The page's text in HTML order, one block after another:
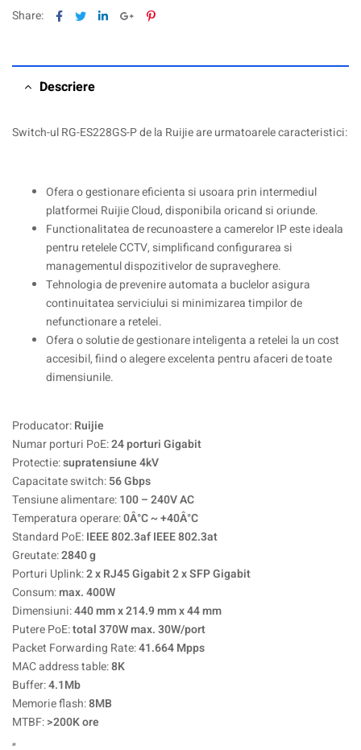
Share: Facebook
TwitterLinkedinGoogle+Pinterest
Descriere
Switch-ul RG-ES228GS-P de la Ruijie are urmatoarele caracteristici:
Ofera o gestionare eficienta si usoara prin intermediul
platformei Ruijie Cloud, disponibila oricand si oriunde.
Functionalitatea de recunoastere a camerelor IP este ideala
pentru retelele CCTV, simplificand configurarea si
managementul dispozitivelor de supraveghere.
Tehnologia de prevenire automata a buclelor asigura
continuitatea serviciului si minimizarea timpilor de
nefunctionare a retelei.
Ofera o solutie de gestionare inteligenta a retelei la un cost
accesibil, fiind o alegere excelenta pentru afaceri de toate
dimensiunile.
Producator:Ruijie
Numar porturi PoE:24 porturi Gigabit
Protectie:supratensiune 4kV
Capacitate switch:56 Gbps
Tensiune alimentare:100 – 240V AC
Temperatura operare:0Â°C ~ +40Â°C
Standard PoE:IEEE 802.3af IEEE 802.3at
Greutate:2840 g
Porturi Uplink:2 x RJ45 Gigabit 2 x SFP Gigabit
Consum:max. 400W
Dimensiuni:440 mm x 214.9 mm x 44 mm
Putere PoE:total 370W max. 30W/port
Packet Forwarding Rate:41.664 Mpps
MAC address table:8K
Buffer:4.1Mb
Memorie flash:8MB
MTBF:>200K ore
„